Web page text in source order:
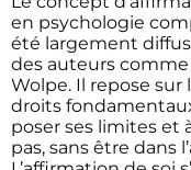
en psychologie
été largement
des auteurs
Wolpe. Il repose sur
droits
poser ses limites et
pas, sans être dans